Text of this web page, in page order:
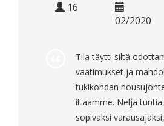
16
02/2020
Tila täytti siltä
vaatimukset ja
tukikohdan
iltaamme. Neljä
sopivaksi